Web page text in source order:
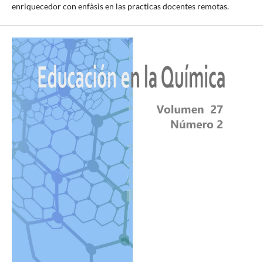
enriquecedor con enfàsis en las practicas docentes remotas.